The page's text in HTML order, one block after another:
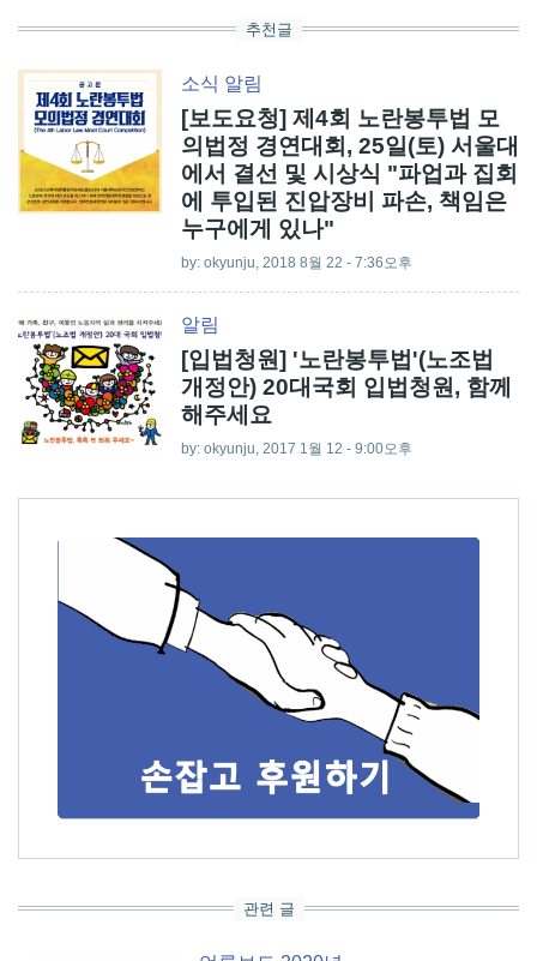
추천글
소식 알림
[보도요청] 제4회 노란봉투법 모
의법정 경연대회, 25일(토) 서울대
에서 결선 및 시상식 "파업과 집회
에 투입된 진압장비 파손, 책임은
누구에게 있나"
by: okyunju, 2018 8월 22 - 7:36오후
알림
[입법청원] '노란봉투법'(노조법
개정안) 20대국회 입법청원, 함께
해주세요
by: okyunju, 2017 1월 12 - 9:00오후
관련 글